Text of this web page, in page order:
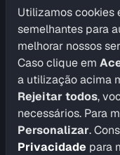
Conselho
Conselho
Conselho
Utilizamos cookies
semelhantes para
melhorar nossos
Caso clique em
a utilização acima
Rejeitar todos,
necessários. Para
Personalizar.
Privacidade para